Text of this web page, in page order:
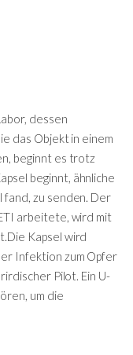
dessen
das Objekt in einem
beginnt es trotz
beginnt, ähnliche
fand, zu senden. Der
arbeitete, wird mit
Kapsel wird
Infektion zum Opfer
Pilot. Ein U-
um die